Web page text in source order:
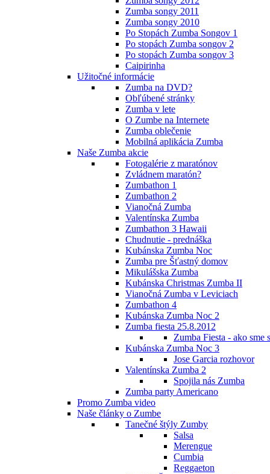
Zumba songy 2011
Zumba songy 2010
Po Stopách Zumba Songov 1
Po stopách Zumba songov 2
Po stopách Zumba songov 3
Caipirinha
Užitočné informácie
Zumba na DVD?
Obľúbené stránky
Zumba v lete
O Zumbe na Internete
Zumba oblečenie
Mobilná aplikácia Zumba
Naše Zumba akcie
Fotogalérie z maratónov
Zvládnem maratón?
Zumbathon 1
Zumbathon 2
Vianočná Zumba
Valentínska Zumba
Zumbathon 3 Hawaii
Chudnutie - prednáška
Kubánska Zumba Noc
Zumba pre Šťastný domov
Mikulášska Zumba
Kubánska Christmas Zumba II
Vianočná Zumba v Leviciach
Zumbathon 4
Kubánska Zumba Noc 2
Zumba fiesta 25.8.2012
Zumba Fiesta - ako sme
Kubánska Zumba Noc 3
Jose Garcia rozhovor
Valentínska Zumba 2
Spojila nás Zumba
Zumba party Americano
Promo Zumba video
Naše články o Zumbe
Tanečné štýly Zumby
Salsa
Merengue
Cumbia
Reggaeton